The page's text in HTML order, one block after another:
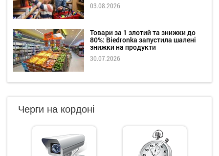
03.08.2026
Товари за 1 злотий та знижки до
80%: Biedronka запустила шалені
знижки на продукти
30.07.2026
Черги на кордоні